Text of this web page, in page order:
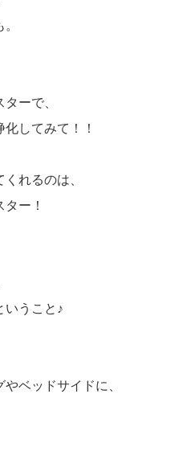
ーで、
してみて！！
れるのは、
ー！
いうこと♪
ベッドサイドに、